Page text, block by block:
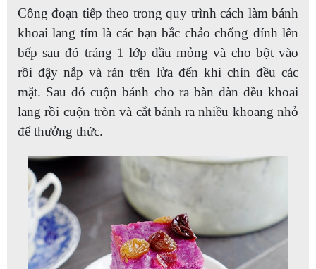
Công đoạn tiếp theo trong quy trình cách làm bánh
khoai lang tím là các bạn bắc chảo chống dính lên
bếp sau đó tráng 1 lớp dầu mỏng và cho bột vào
rồi đậy nắp và rán trên lửa đến khi chín đều các
mặt. Sau đó cuộn bánh cho ra bàn dàn đều khoai
lang rồi cuộn tròn và cắt bánh ra nhiều khoang nhỏ
để thưởng thức.